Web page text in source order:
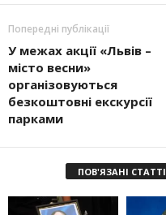
Попередні публікації
У межах акції «Львів –
місто весни»
організовуються
безкоштовні екскурсії
парками
ПОВ'ЯЗАНІ СТАТТІ